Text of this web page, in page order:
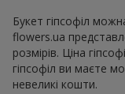
Букет гіпсофіл
flowers.ua
розмірів. Ціна
гіпсофіл ви маєте
невеликі кошти.